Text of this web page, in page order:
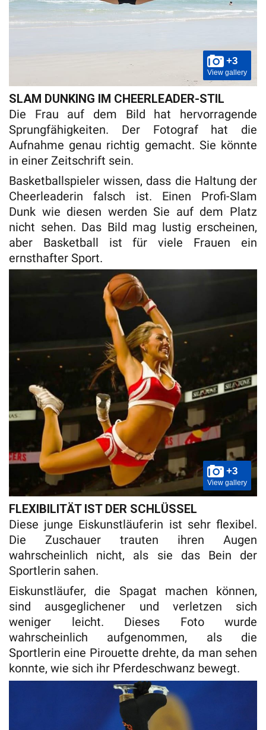
+3
View gallery
SLAM DUNKING IM CHEERLEADER-STIL
Die Frau auf dem Bild hat hervorragende
Sprungfähigkeiten. Der Fotograf hat die
Aufnahme genau richtig gemacht. Sie könnte
in einer Zeitschrift sein.
Basketballspieler wissen, dass die Haltung der
Cheerleaderin falsch ist. Einen Profi-Slam
Dunk wie diesen werden Sie auf dem Platz
nicht sehen. Das Bild mag lustig erscheinen,
aber Basketball ist für viele Frauen ein
ernsthafter Sport.
+3
View gallery
FLEXIBILITÄT IST DER SCHLÜSSEL
Diese junge Eiskunstläuferin ist sehr flexibel.
Die Zuschauer trauten ihren Augen
wahrscheinlich nicht, als sie das Bein der
Sportlerin sahen.
Eiskunstläufer, die Spagat machen können,
sind ausgeglichener und verletzen sich
weniger leicht. Dieses Foto wurde
wahrscheinlich aufgenommen, als die
Sportlerin eine Pirouette drehte, da man sehen
konnte, wie sich ihr Pferdeschwanz bewegt.